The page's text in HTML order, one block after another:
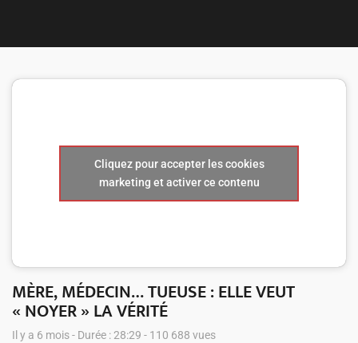
Cliquez pour accepter les cookies
marketing et activer ce contenu
MÈRE, MÉDECIN… TUEUSE : ELLE VEUT
« NOYER » LA VÉRITÉ
Il y a 6 mois - Durée : 28:29 - 110 688 vues